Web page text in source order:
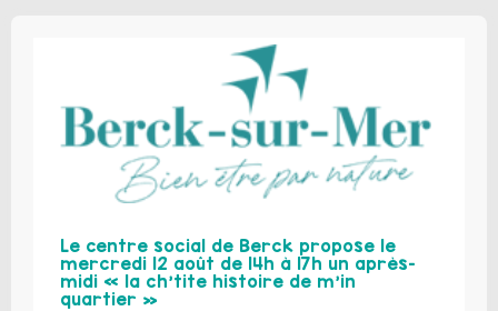
Le centre social de Berck propose le
mercredi 12 août de 14h à 17h un après-
midi « la ch’tite histoire de m’in
quartier »